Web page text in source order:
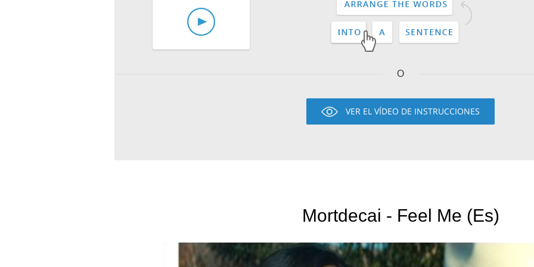
O
VER EL VÍDEO DE INSTRUCCIONES
Mortdecai - Feel Me (Es)